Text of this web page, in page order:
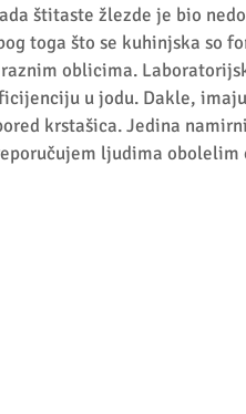
štitaste žlezde je bio
toga što se kuhinjska so
oblicima.
u jodu. Dakle,
krstašica. Jedina
ljudima